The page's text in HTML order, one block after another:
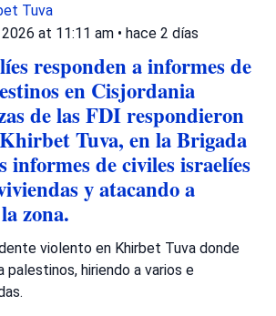
Tuva
at 11:11 am • hace 2 días
responden a informes de
en Cisjordania
de las FDI respondieron
Tuva, en la Brigada
informes de civiles israelíes
y atacando a
zona.
violento en Khirbet Tuva donde
palestinos, hiriendo a varios e